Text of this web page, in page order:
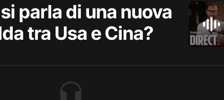
parla di una nuova
tra Usa e Cina?